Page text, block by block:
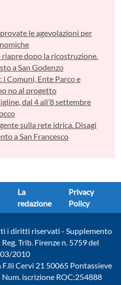
le agevolazioni per
riapre dopo la ricostruzione.
a San Godenzo
i Comuni, Ente Parco e
no al progetto
dal 4 all’8 settembre
sulla rete idrica. Disagi
a San Francesco
La
redazione
Privacy
Policy
i diritti riservati - Supplemento
Trib. Firenze n. 5759 del
2010
Cervi 21 50065 Pontassieve
iscrizione ROC:254888